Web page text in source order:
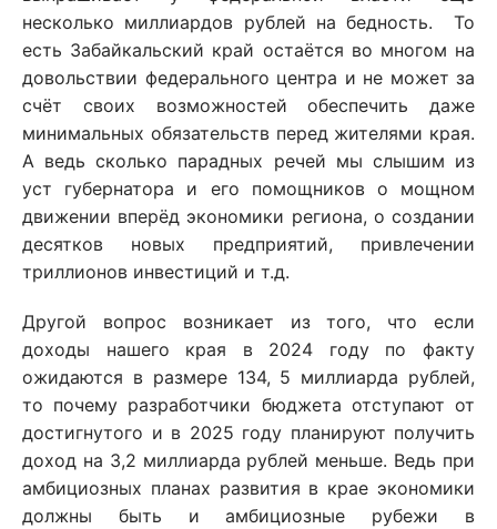
несколько миллиардов рублей на бедность. То
есть Забайкальский край остаётся во многом на
довольствии федерального центра и не может за
счёт своих возможностей обеспечить даже
минимальных обязательств перед жителями края.
А ведь сколько парадных речей мы слышим из
уст губернатора и его помощников о мощном
движении вперёд экономики региона, о создании
десятков новых предприятий, привлечении
триллионов инвестиций и т.д.
Другой вопрос возникает из того, что если
доходы нашего края в 2024 году по факту
ожидаются в размере 134, 5 миллиарда рублей,
то почему разработчики бюджета отступают от
достигнутого и в 2025 году планируют получить
доход на 3,2 миллиарда рублей меньше. Ведь при
амбициозных планах развития в крае экономики
должны быть и амбициозные рубежи в